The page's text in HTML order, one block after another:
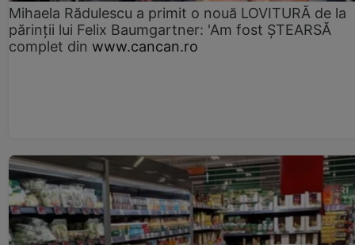
Mihaela Rădulescu a primit o nouă LOVITURĂ de la
părinții lui Felix Baumgartner: 'Am fost ȘTEARSĂ
complet din www.cancan.ro